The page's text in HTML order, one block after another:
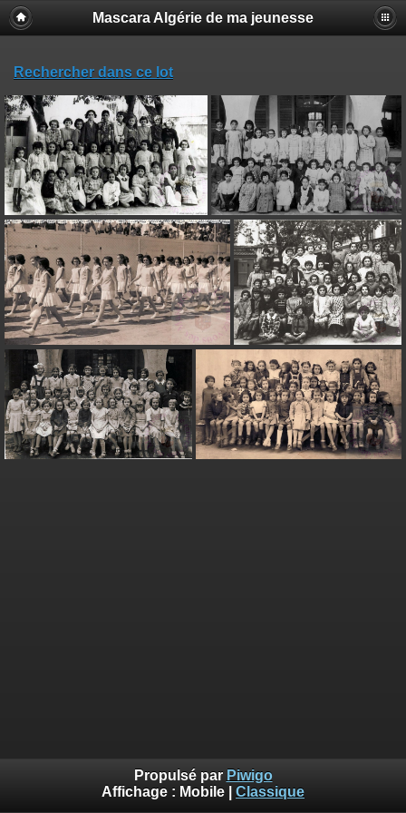
Mascara Algérie de ma jeunesse
Rechercher dans ce lot
Propulsé par Piwigo
Affichage : Mobile Classique